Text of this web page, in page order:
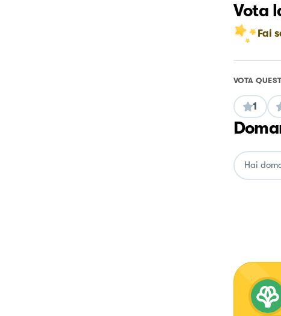
Vota
Fai
VOTA
1